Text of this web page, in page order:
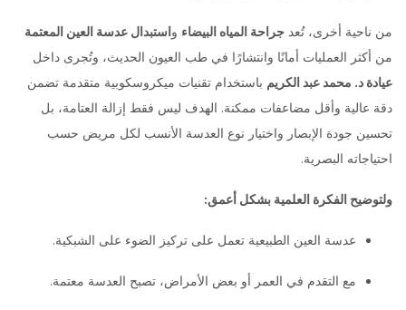
من ناحية أخرى، تُعد جراحة المياه البيضاءواستبدال عدسة العين المعتمة
من أكثر العمليات أمانًا وانتشارًا في طب العيون الحديث، وتُجرى داخل
عيادة د. محمد عبد الكريمباستخدام تقنيات ميكروسكوبية متقدمة تضمن
دقة عالية وأقل مضاعفات ممكنة. الهدف ليس فقط إزالة العتامة، بل
تحسين جودة الإبصار واختيار نوع العدسة الأنسب لكل مريض حسب
احتياجاته البصرية.
ولتوضيح الفكرة العلمية بشكل أعمق:
عدسة العين الطبيعية تعمل على تركيز الضوء على الشبكية.
مع التقدم في العمر أو بعض الأمراض، تصبح العدسة معتمة.